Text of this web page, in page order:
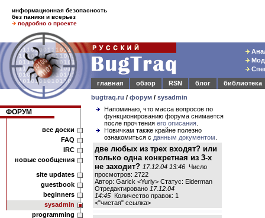
информационная безопасность
без паники и всерьез
подробно о проекте
главная
обзор RSN блог
библиотека
bugtraq.ru / форум / sysadmin
ФОРУМ
все доски
FAQ
IRC
новые сообщения
site updates
guestbook
beginners
sysadmin
programming
Напоминаю, что масса вопросов по
функционированию форума снимается
после прочтения его описания
Новичкам также крайне полезно
ознакомиться с данным документом
две любых из трех входят? или
только одна конкретная из 3-х
не заходит? 17.12.04 13:46 Число
просмотров: 2722
Автор: Garick <Yuriy> Статус: Elderman
Отредактировано 17.12.04
14:45 Количество правок: 1
<"чистая" ссылка>